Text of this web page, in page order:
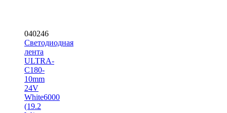
040246
Светодиодная
лента
ULTRA-
C180-
10mm
24V
White6000
(19.2